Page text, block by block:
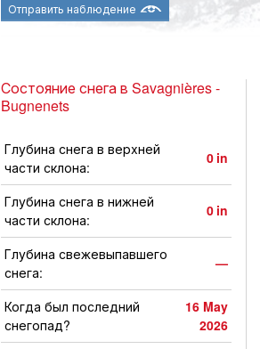
Отправить наблюдение
Состояние снега в Savagnières -
Bugnenets
Глубина снега в верхней
части склона:
0 in
Глубина снега в нижней
части склона:
0 in
Глубина свежевыпавшего
снега:
—
Когда был последний
снегопад?
16 May
2026